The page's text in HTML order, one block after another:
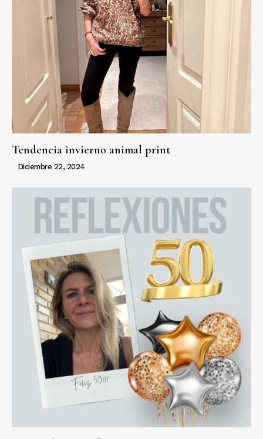
Tendencia invierno animal print
Diciembre 22, 2024